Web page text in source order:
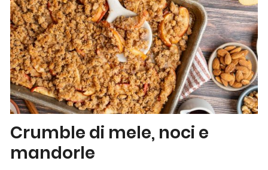
Crumble di mele, noci e
mandorle